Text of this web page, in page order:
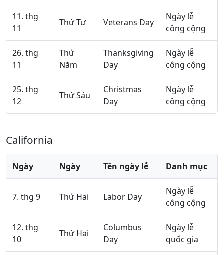
11. thg
11
Thứ Tư Veterans Day
Ngày lễ
công cộng
26. thg
11
Thứ
Năm
Thanksgiving
Day
Ngày lễ
công cộng
25. thg
12
Thứ Sáu
Christmas
Day
Ngày lễ
công cộng
California
Ngày Ngày Tên ngày lễ Danh mục
7. thg 9 Thứ Hai Labor Day
Ngày lễ
công cộng
12. thg
10
Thứ Hai
Columbus
Day
Ngày lễ
quốc gia